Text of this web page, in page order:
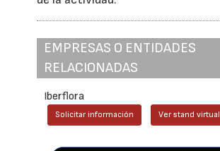
EMPRESAS O ENTIDADES
RELACIONADAS
Iberflora
Solicitar información Ver stand virtual